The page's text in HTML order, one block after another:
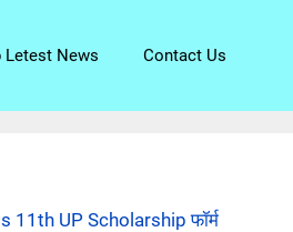
Letest News Contact Us
11th UP Scholarship फॉर्म